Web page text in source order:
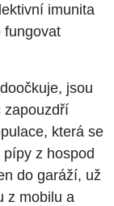
imunita
fungovat
jsou
zapouzdří
která se
z hospod
do garáží, už
z mobilu a